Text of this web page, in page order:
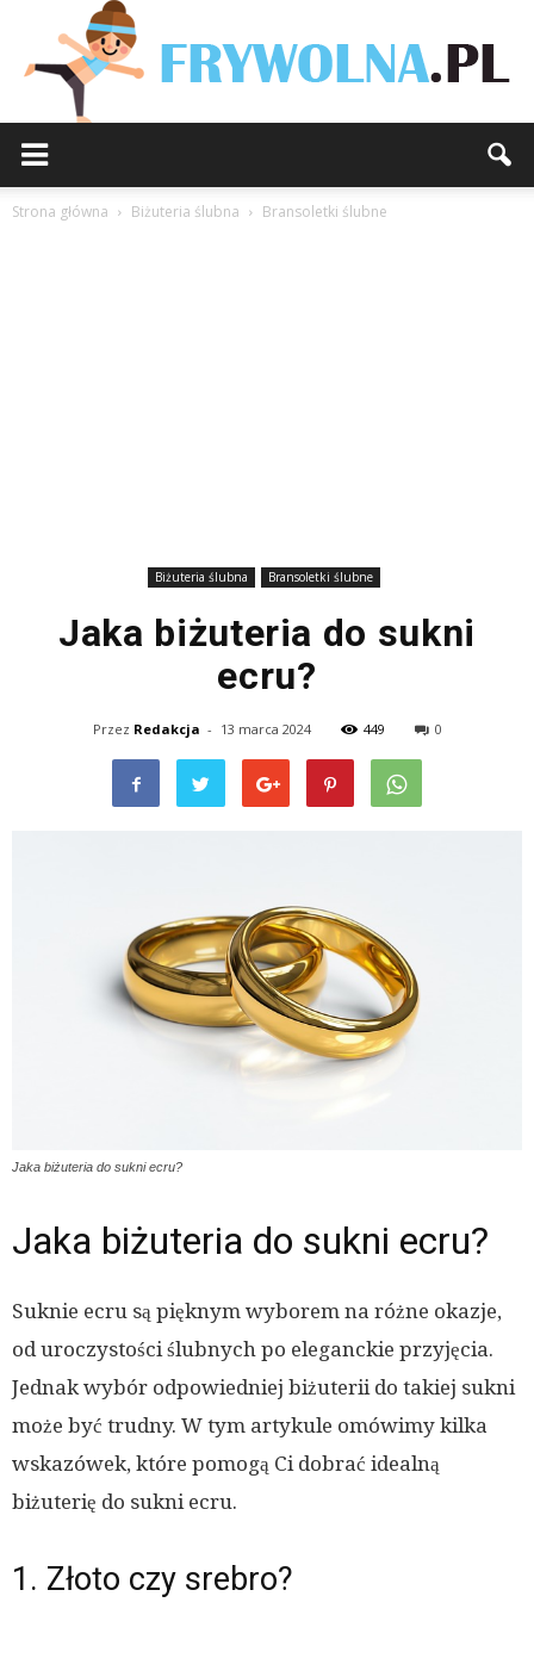
Strona główna Biżuteria ślubna Bransoletki ślubne
Biżuteria ślubna Bransoletki ślubne
Jaka biżuteria do sukni
ecru?
Przez Redakcja - 13 marca 2024 449 0
Jaka biżuteria do sukni ecru?
Jaka biżuteria do sukni ecru?
Suknie ecru są pięknym wyborem na różne okazje,
od uroczystości ślubnych po eleganckie przyjęcia.
Jednak wybór odpowiedniej biżuterii do takiej sukni
może być trudny. W tym artykule omówimy kilka
wskazówek, które pomogą Ci dobrać idealną
biżuterię do sukni ecru.
1. Złoto czy srebro?